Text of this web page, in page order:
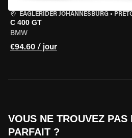
EAGLERIDER JOHANNESBURG •
C 400 GT
BMW
€94.60 / jour
VOUS NE TROUVEZ PAS
PARFAIT ?